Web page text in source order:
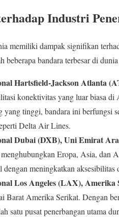
Industri
memiliki dampak signifikan
beberapa bandara terbesar di
Hartsfield-Jackson Atlanta
konektivitas yang luar biasa
yang tinggi, bandara ini berfungsi
Delta Air Lines.
Dubai (DXB), Uni Emirat
Eropa, Asia, dan
meningkatkan aksesibilitas
Los Angeles (LAX), Amerika
Barat Amerika Serikat. Dengan
satu pusat penerbangan utama